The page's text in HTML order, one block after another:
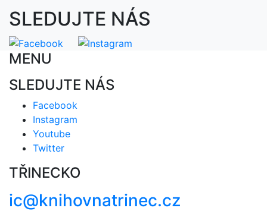
SLEDUJTE NÁS
MENU
SLEDUJTE NÁS
Facebook
Instagram
Youtube
Twitter
TŘINECKO
ic@knihovnatrinec.cz